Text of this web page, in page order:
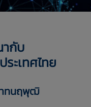
กับ
ะเทศไทย
ทนฤพุฒิ